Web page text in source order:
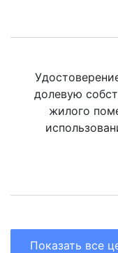
долевую
жилого
Показать все